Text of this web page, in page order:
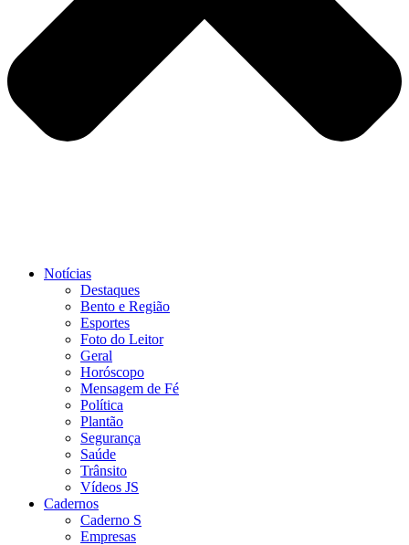
Notícias
Destaques
Bento e Região
Esportes
Foto do Leitor
Geral
Horóscopo
Mensagem de Fé
Política
Plantão
Segurança
Saúde
Trânsito
Vídeos JS
Cadernos
Caderno S
Empresas